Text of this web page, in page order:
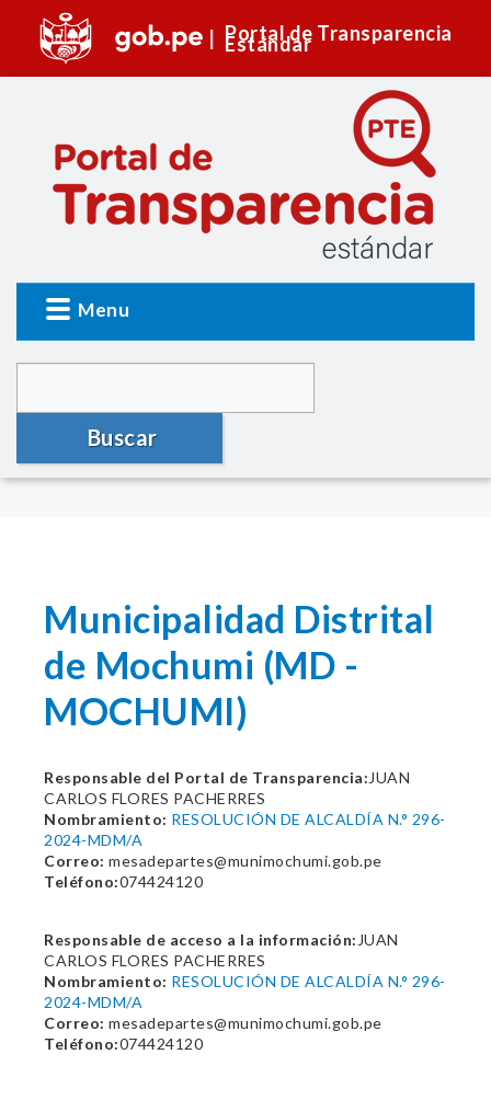
Portal de Transparencia
Estándar
Menu
Buscar
Municipalidad Distrital
de Mochumi (MD -
MOCHUMI)
Responsable del Portal de Transparencia: JUAN
CARLOS FLORES PACHERRES
Nombramiento: RESOLUCIÓN DE ALCALDÍA N.° 296-
2024-MDM/A
Correo: mesadepartes@munimochumi.gob.pe
Teléfono:074424120
Responsable de acceso a la información: JUAN
CARLOS FLORES PACHERRES
Nombramiento: RESOLUCIÓN DE ALCALDÍA N.° 296-
2024-MDM/A
Correo: mesadepartes@munimochumi.gob.pe
Teléfono:074424120